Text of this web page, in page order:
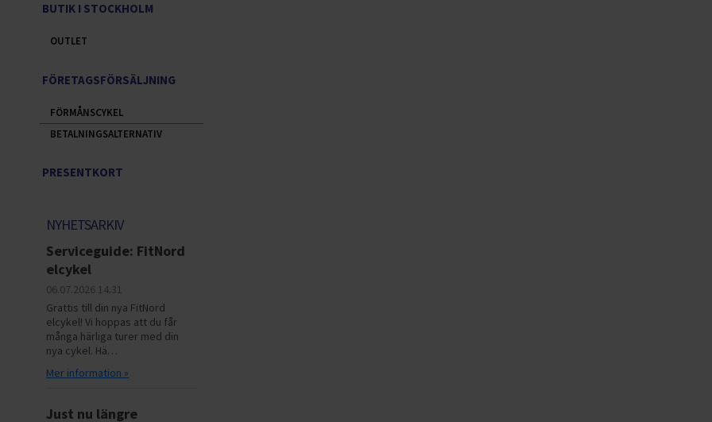
BUTIK I STOCKHOLM
OUTLET
FÖRETAGSFÖRSÄLJNING
FÖRMÅNSCYKEL
BETALNINGSALTERNATIV
PRESENTKORT
NYHETSARKIV
Serviceguide: FitNord
elcykel
06.07.2026 14.31
Grattis till din nya FitNord
elcykel! Vi hoppas att du får
många härliga turer med din
nya cykel. Hä…
Mer information »
Just nu längre